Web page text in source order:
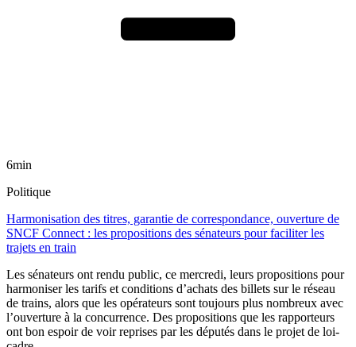
6min
Politique
Harmonisation des titres, garantie de correspondance, ouverture de
SNCF Connect : les propositions des sénateurs pour faciliter les
trajets en train
Les sénateurs ont rendu public, ce mercredi, leurs propositions pour
harmoniser les tarifs et conditions d’achats des billets sur le réseau
de trains, alors que les opérateurs sont toujours plus nombreux avec
l’ouverture à la concurrence. Des propositions que les rapporteurs
ont bon espoir de voir reprises par les députés dans le projet de loi-